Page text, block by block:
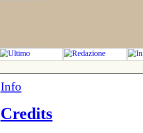
Info
Credits